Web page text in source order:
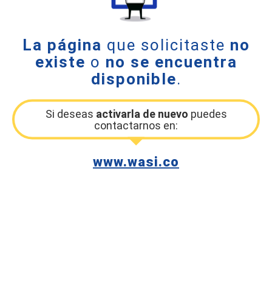
La página que solicitaste no
existe o no se encuentra
disponible.
Si deseas activarla de nuevo puedes
contactarnos en:
www.wasi.co